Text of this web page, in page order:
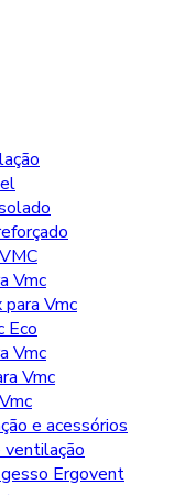
Vmc
Vmc
Eco
Vmc
Vmc
e acessórios
Ergovent